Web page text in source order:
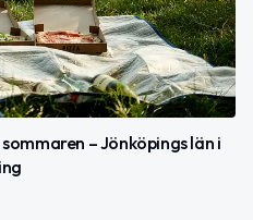
– Jönköpings län i